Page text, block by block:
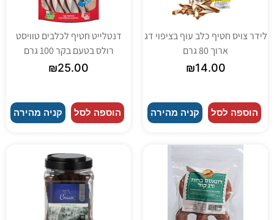
לידר צויס חטיף כלב עוף בציפוי דג
ארוך 80 גרם
₪14.00
הוספה לסל קניה מהירה
דנטלייט חטיף לכלבים טוויסט
רולס בטעם בקר 100 גרם
₪25.00
הוספה לסל קניה מהירה